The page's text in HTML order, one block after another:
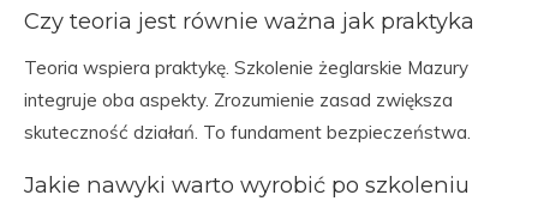
Czy teoria jest równie ważna jak praktyka
Teoria wspiera praktykę. Szkolenie żeglarskie Mazury
integruje oba aspekty. Zrozumienie zasad zwiększa
skuteczność działań. To fundament bezpieczeństwa.
Jakie nawyki warto wyrobić po szkoleniu